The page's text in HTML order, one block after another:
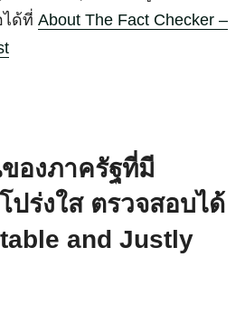
ด้ที่ About The Fact Checker –
องภาครัฐที่มี
ปร่งใส ตรวจสอบได้
and Justly